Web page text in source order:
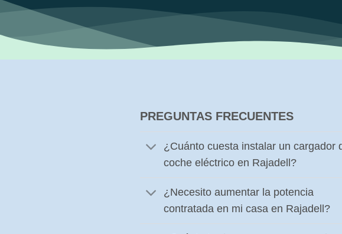
PREGUNTAS FRECUENTES
¿Cuánto cuesta instalar un cargador
coche eléctrico en Rajadell?
¿Necesito aumentar la potencia
contratada en mi casa en Rajadell?